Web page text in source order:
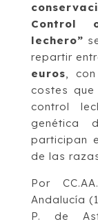
Control
lechero”
repartir
euros,
costes
control
genética
participan
de las
Por
Andalucía
P. de